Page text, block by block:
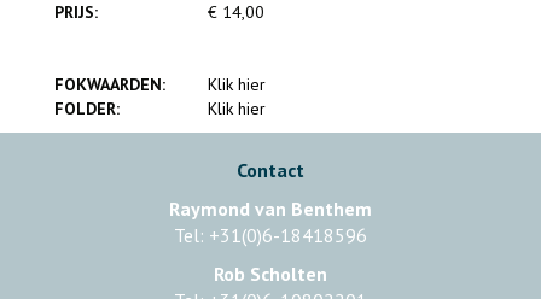
PRIJS: € 14,00
FOKWAARDEN:
Klik hier
FOLDER:
Klik hier
Contact
Raymond van Benthem
Tel: +31(0)6-18418596
Rob Scholten